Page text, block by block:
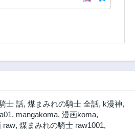
士 話, 煤まみれの騎士 全話, k漫神,
, mangakoma, 漫画koma,
raw, 煤まみれの騎士 raw1001,